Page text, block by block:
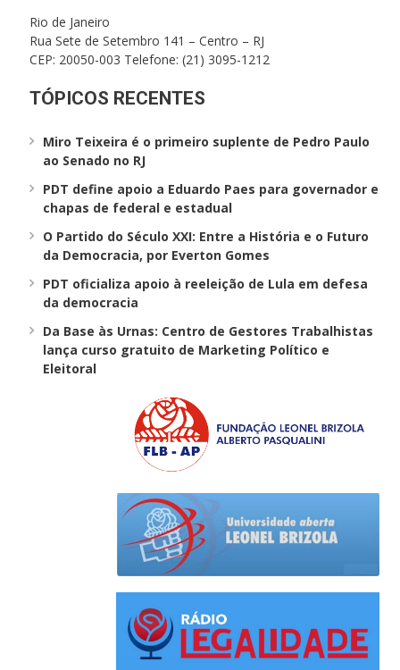
Rio de Janeiro
Rua Sete de Setembro 141 – Centro – RJ
CEP: 20050-003 Telefone: (21) 3095-1212
TÓPICOS RECENTES
Miro Teixeira é o primeiro suplente de Pedro Paulo
ao Senado no RJ
PDT define apoio a Eduardo Paes para governador e
chapas de federal e estadual
O Partido do Século XXI: Entre a História e o Futuro
da Democracia, por Everton Gomes
PDT oficializa apoio à reeleição de Lula em defesa
da democracia
Da Base às Urnas: Centro de Gestores Trabalhistas
lança curso gratuito de Marketing Político e
Eleitoral